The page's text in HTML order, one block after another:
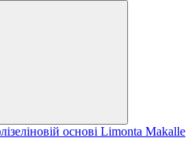
основі Limonta Makalle